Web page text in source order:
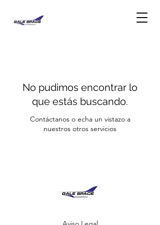
No pudimos encontrar lo
que estás buscando.
Contáctanos o echa un vistazo a
nuestros otros servicios